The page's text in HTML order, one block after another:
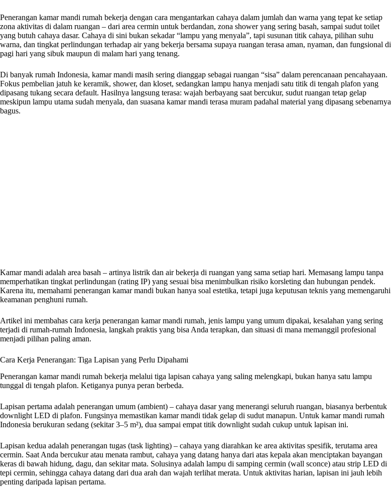
Penerangan kamar mandi rumah bekerja dengan cara mengantarkan cahaya dalam jumlah dan warna yang tepat ke setiap
zona aktivitas di dalam ruangan – dari area cermin untuk berdandan, zona shower yang sering basah, sampai sudut toilet
yang butuh cahaya dasar. Cahaya di sini bukan sekadar “lampu yang menyala”, tapi susunan titik cahaya, pilihan suhu
warna, dan tingkat perlindungan terhadap air yang bekerja bersama supaya ruangan terasa aman, nyaman, dan fungsional di
pagi hari yang sibuk maupun di malam hari yang tenang.
Di banyak rumah Indonesia, kamar mandi masih sering dianggap sebagai ruangan “sisa” dalam perencanaan pencahayaan.
Fokus pembelian jatuh ke keramik, shower, dan kloset, sedangkan lampu hanya menjadi satu titik di tengah plafon yang
dipasang tukang secara default. Hasilnya langsung terasa: wajah berbayang saat bercukur, sudut ruangan tetap gelap
meskipun lampu utama sudah menyala, dan suasana kamar mandi terasa muram padahal material yang dipasang sebenarnya
bagus.
Kamar mandi adalah area basah – artinya listrik dan air bekerja di ruangan yang sama setiap hari. Memasang lampu tanpa
memperhatikan tingkat perlindungan (rating IP) yang sesuai bisa menimbulkan risiko korsleting dan hubungan pendek.
Karena itu, memahami penerangan kamar mandi bukan hanya soal estetika, tetapi juga keputusan teknis yang memengaruhi
keamanan penghuni rumah.
Artikel ini membahas cara kerja penerangan kamar mandi rumah, jenis lampu yang umum dipakai, kesalahan yang sering
terjadi di rumah-rumah Indonesia, langkah praktis yang bisa Anda terapkan, dan situasi di mana memanggil profesional
menjadi pilihan paling aman.
Cara Kerja Penerangan: Tiga Lapisan yang Perlu Dipahami
Penerangan kamar mandi rumah bekerja melalui tiga lapisan cahaya yang saling melengkapi, bukan hanya satu lampu
tunggal di tengah plafon. Ketiganya punya peran berbeda.
Lapisan pertama adalah penerangan umum (ambient) – cahaya dasar yang menerangi seluruh ruangan, biasanya berbentuk
downlight LED di plafon. Fungsinya memastikan kamar mandi tidak gelap di sudut manapun. Untuk kamar mandi rumah
Indonesia berukuran sedang (sekitar 3–5 m²), dua sampai empat titik downlight sudah cukup untuk lapisan ini.
Lapisan kedua adalah penerangan tugas (task lighting) – cahaya yang diarahkan ke area aktivitas spesifik, terutama area
cermin. Saat Anda bercukur atau menata rambut, cahaya yang datang hanya dari atas kepala akan menciptakan bayangan
keras di bawah hidung, dagu, dan sekitar mata. Solusinya adalah lampu di samping cermin (wall sconce) atau strip LED di
tepi cermin, sehingga cahaya datang dari dua arah dan wajah terlihat merata. Untuk aktivitas harian, lapisan ini jauh lebih
penting daripada lapisan pertama.